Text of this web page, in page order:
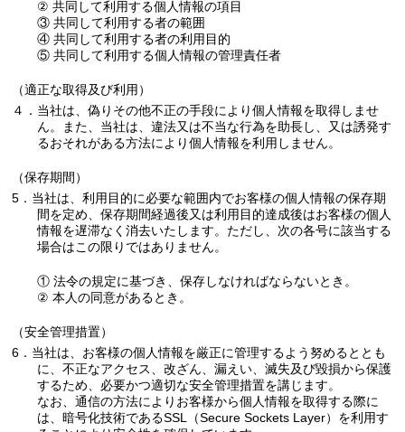
② 共同して利用する個人情報の項目
③ 共同して利用する者の範囲
④ 共同して利用する者の利用目的
⑤ 共同して利用する個人情報の管理責任者
（適正な取得及び利用）
４．当社は、偽りその他不正の手段により個人情報を取得しませ
ん。また、当社は、違法又は不当な行為を助長し、又は誘発す
るおそれがある方法により個人情報を利用しません。
（保存期間）
5．当社は、利用目的に必要な範囲内でお客様の個人情報の保存期
間を定め、保存期間経過後又は利用目的達成後はお客様の個人
情報を遅滞なく消去いたします。ただし、次の各号に該当する
場合はこの限りではありません。
① 法令の規定に基づき、保存しなければならないとき。
② 本人の同意があるとき。
（安全管理措置）
6．当社は、お客様の個人情報を厳正に管理するよう努めるととも
に、不正なアクセス、改ざん、漏えい、滅失及び毀損から保護
するため、必要かつ適切な安全管理措置を講じます。
なお、通信の方法によりお客様から個人情報を取得する際に
は、暗号化技術であるSSL（Secure Sockets Layer）を利用す